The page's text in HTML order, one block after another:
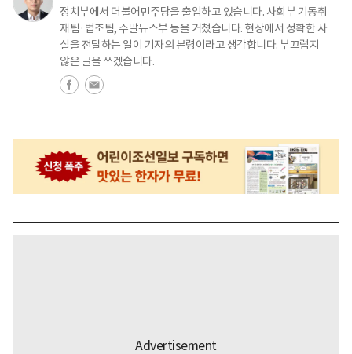
정치부에서 더불어민주당을 출입하고 있습니다. 사회부 기동취
재팀·법조팀, 주말뉴스부 등을 거쳤습니다. 현장에서 정확한 사
실을 전달하는 일이 기자의 본령이라고 생각합니다. 부끄럽지
않은 글을 쓰겠습니다.